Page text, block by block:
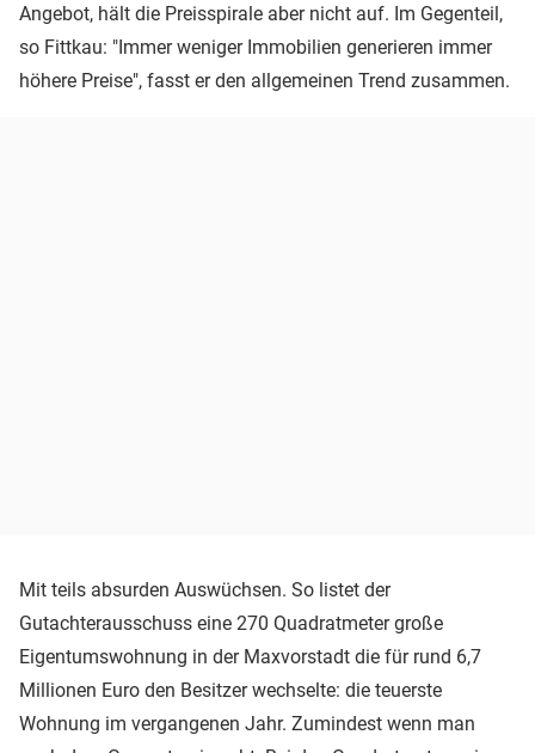
Angebot, hält die Preisspirale aber nicht auf. Im Gegenteil,
so Fittkau: "Immer weniger Immobilien generieren immer
höhere Preise", fasst er den allgemeinen Trend zusammen.
Mit teils absurden Auswüchsen. So listet der
Gutachterausschuss eine 270 Quadratmeter große
Eigentumswohnung in der Maxvorstadt die für rund 6,7
Millionen Euro den Besitzer wechselte: die teuerste
Wohnung im vergangenen Jahr. Zumindest wenn man